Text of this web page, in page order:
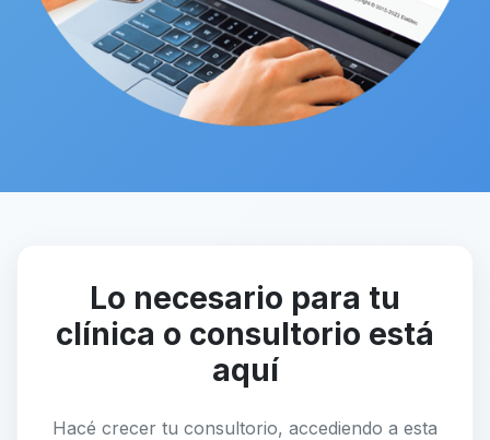
Lo necesario para tu
clínica o consultorio está
aquí
Hacé crecer tu consultorio, accediendo a esta